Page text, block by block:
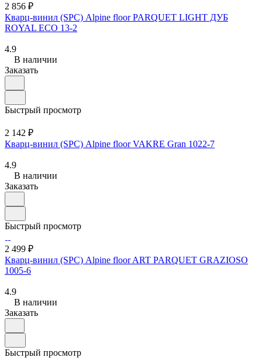
2 856 ₽
Кварц-винил (SPC) Alpine floor PARQUET LIGHT ДУБ
ROYAL ЕСО 13-2
4.9
В наличии
Заказать
Быстрый просмотр
2 142 ₽
Кварц-винил (SPC) Alpine floor VAKRE Gran 1022-7
4.9
В наличии
Заказать
Быстрый просмотр
2 499 ₽
Кварц-винил (SPC) Alpine floor ART PARQUET GRAZIOSO
1005-6
4.9
В наличии
Заказать
Быстрый просмотр